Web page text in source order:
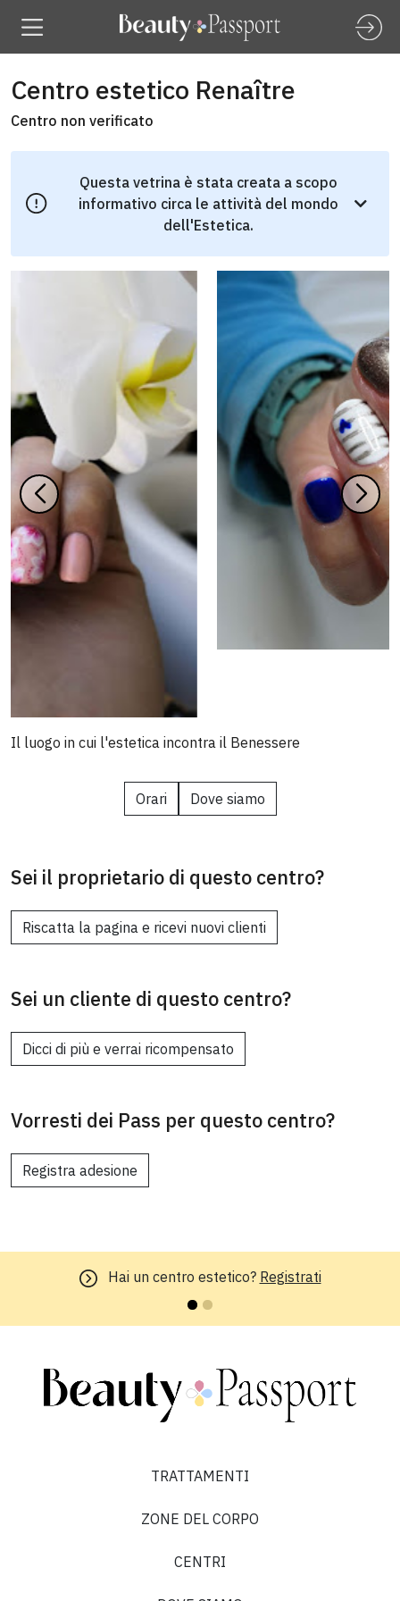
Centro estetico Renaître
Centro non verificato
Questa vetrina è stata creata a scopo
informativo circa le attività del mondo
dell'Estetica.
Il luogo in cui l'estetica incontra il Benessere
Orari Dove siamo
Sei il proprietario di questo centro?
Riscatta la pagina e ricevi nuovi clienti
Sei un cliente di questo centro?
Dicci di più e verrai ricompensato
Vorresti dei Pass per questo centro?
Registra adesione
Hai un centro estetico? Registrati
TRATTAMENTI
ZONE DEL CORPO
CENTRI